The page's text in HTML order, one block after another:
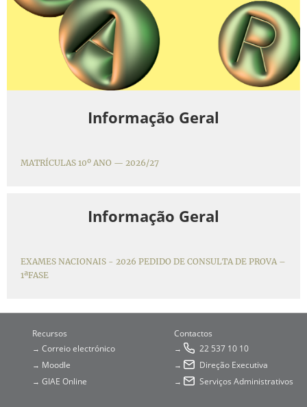
Informação Geral
MATRÍCULAS 10º ANO — 2026/27
Informação Geral
EXAMES NACIONAIS - 2026 PEDIDO DE CONSULTA DE PROVA –
1ªFASE
Recursos
→ Correio electrónico
→ Moodle
→ GIAE Online
Contactos
→ 22 537 10 10
→ Direção Executiva
→ Serviços Administrativos